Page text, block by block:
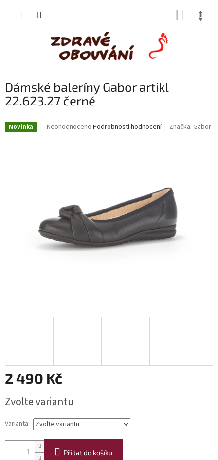
Dámské baleríny Gabor artikl
22.623.27 černé
Novinka
Průměrné
Neohodnoceno Podrobnosti hodnocení Značka: Gabor
2 490 Kč
cena:
Zvolte variantu
Varianta
Přidat do košíku